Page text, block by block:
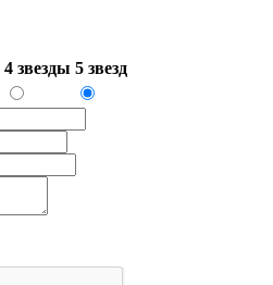
4 звезды 5 звезд